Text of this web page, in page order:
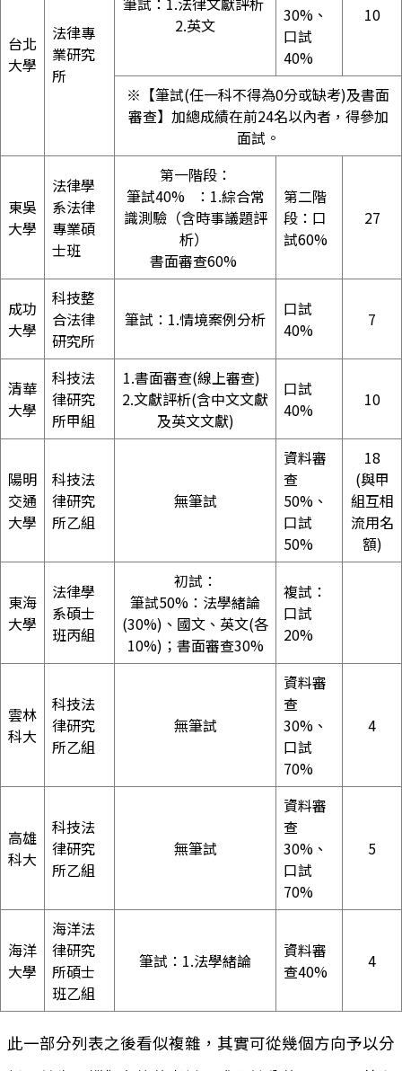
台北
大學
法律專
業研究
所
2.英文
30%、
口試
40%
10
※【筆試(任一科不得為0分或缺考)及書面
審查】加總成績在前24名以內者，得參加
面試。
東吳
大學
法律學
系法律
專業碩
士班
第一階段：
筆試40% ：1.綜合常
識測驗（含時事議題評
析）
書面審查60%
第二階
段：口
試60%
27
成功
大學
科技整
合法律
研究所
筆試：1.情境案例分析
口試
40%
7
清華
大學
科技法
律研究
所甲組
1.書面審查(線上審查)
2.文獻評析(含中文文獻
及英文文獻)
口試
40%
10
陽明
交通
大學
科技法
律研究
所乙組
無筆試
資料審
查
50%、
口試
50%
18
(與甲
組互相
流用名
額)
東海
大學
法律學
系碩士
班丙組
初試：
筆試50%：法學緒論
(30%)、國文、英文(各
10%)；書面審查30%
複試：
口試
20%
雲林
科大
科技法
律研究
所乙組
無筆試
資料審
查
30%、
口試
70%
4
高雄
科大
科技法
律研究
所乙組
無筆試
資料審
查
30%、
口試
70%
5
海洋
大學
海洋法
律研究
所碩士
班乙組
筆試：1.法學緒論
資料審
查40%
4
此一部分列表之後看似複雜，其實可從幾個方向予以分